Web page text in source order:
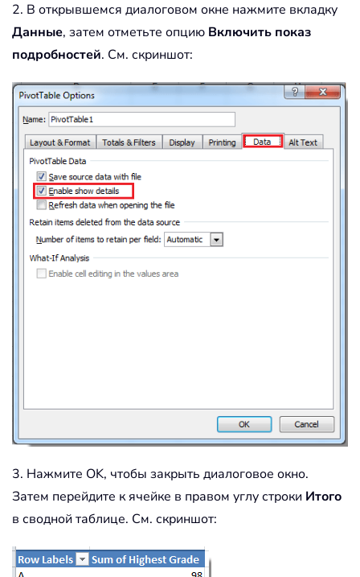
2. В открывшемся диалоговом окне нажмите вкладку
Данные, затем отметьте опцию Включить показ
подробностей. См. скриншот:
3. Нажмите OK, чтобы закрыть диалоговое окно.
Затем перейдите к ячейке в правом углу строки Итого
в сводной таблице. См. скриншот: